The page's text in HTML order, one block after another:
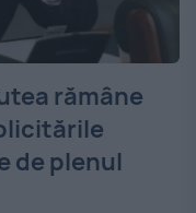
rămâne
de plenul